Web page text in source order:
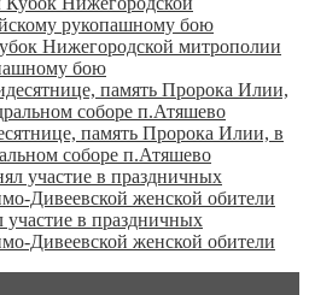
Нижегородской митрополии
бою
память Пророка Илии, в
соборе п.Атяшево
в праздничных
Дивеевской женской обители